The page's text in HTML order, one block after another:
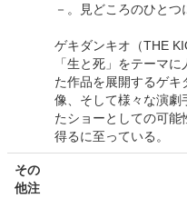
－。見どころのひとつ
ゲキダンキオ（THE
「生と死」をテーマ
た作品を展開するゲ
像、そして様々な演劇
たショーとしての可能
得るに至っている。
その
他注